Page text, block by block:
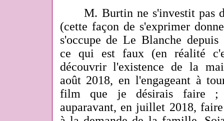
M. Burtin ne s'investit pas
(cette façon de s'exprimer
s'occupe de Le Blanche
ce qui est faux (en réalité
découvrir l'existence de la
août 2018, en l'engageant à
film que je désirais faire ;
auparavant, en juillet 2018,